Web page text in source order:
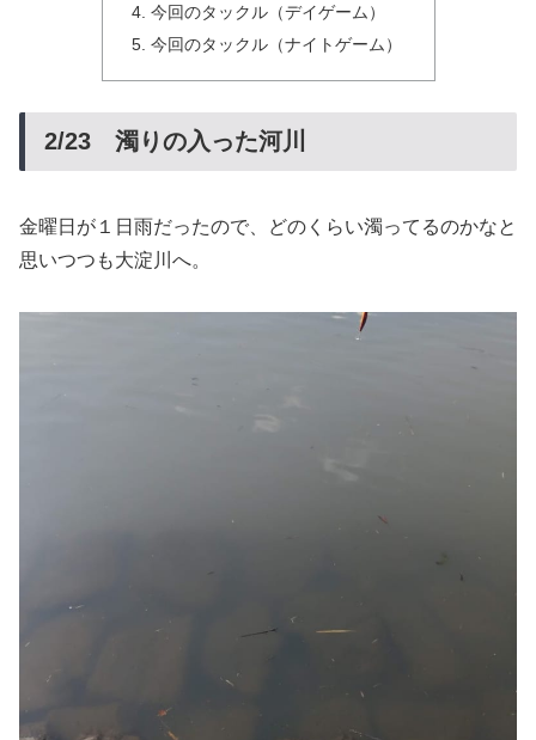
今回のタックル（デイゲーム）
今回のタックル（ナイトゲーム）
2/23 濁りの入った河川
金曜日が１日雨だったので、どのくらい濁ってるのかなと
思いつつも大淀川へ。